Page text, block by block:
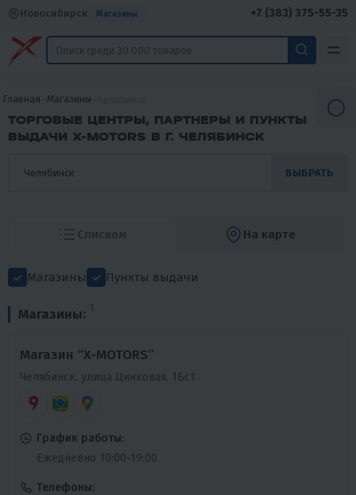
Новосибирск Магазины +7 (383) 375-55-35
Главная Магазины
ТОРГОВЫЕ ЦЕНТРЫ, ПАРТНЕРЫ И ПУНКТЫ
ВЫДАЧИ X-MOTORS В Г. ЧЕЛЯБИНСК
ВЫБРАТЬ
Списком На карте
Магазины Пункты выдачи
Магазины: 1
Магазин “X-MOTORS”
Челябинск, улица Цинковая, 1Бс1
График работы:
Ежедневно 10:00-19:00
Телефоны: